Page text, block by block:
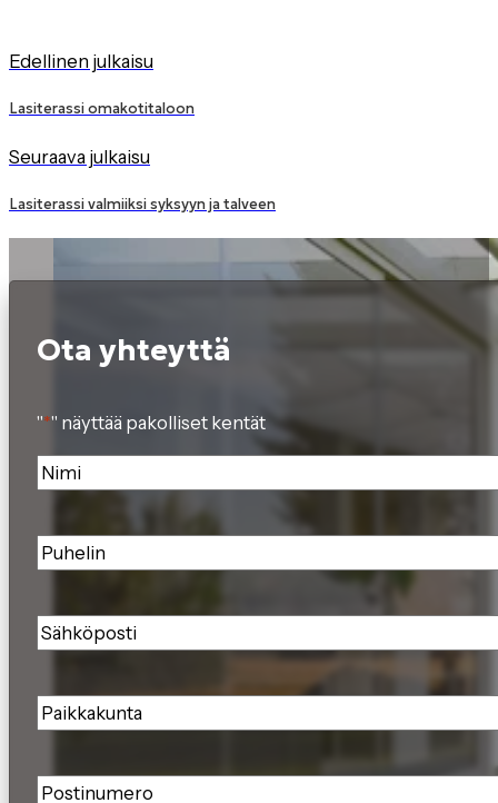
Edellinen julkaisu
Lasiterassi omakotitaloon
Seuraava julkaisu
Lasiterassi valmiiksi syksyyn ja talveen
Ota yhteyttä
"*" näyttää pakolliset kentät
Nimi*
Puhelin*
Sähköposti*
Paikkakunta*
Postinumero*